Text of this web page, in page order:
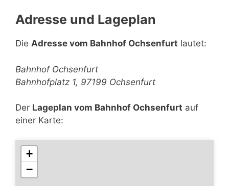
Adresse und Lageplan
Die Adresse vom Bahnhof Ochsenfurt lautet:
Bahnhof Ochsenfurt
Bahnhofplatz 1, 97199 Ochsenfurt
Der Lageplan vom Bahnhof Ochsenfurt auf
einer Karte:
+
−